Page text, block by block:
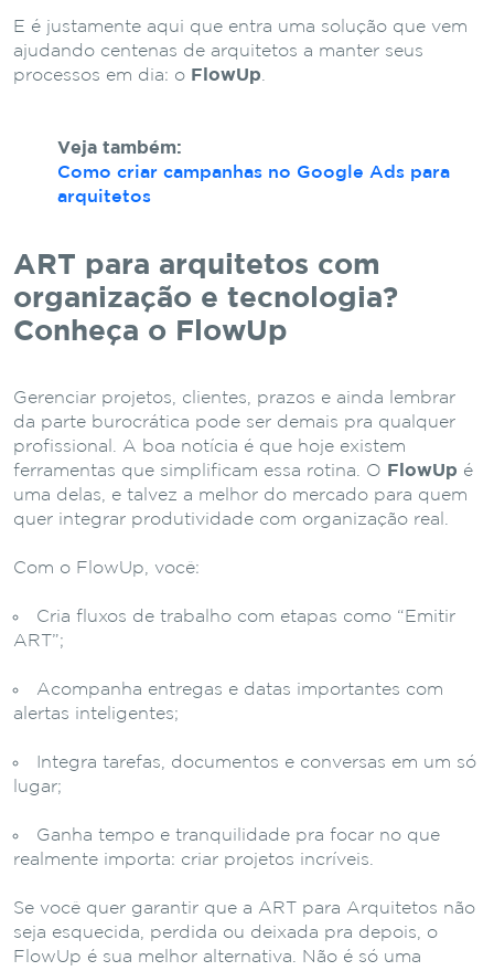
E é justamente aqui que entra uma solução que vem
ajudando centenas de arquitetos a manter seus
processos em dia: o FlowUp
Veja também:
Como criar campanhas no Google Ads para
arquitetos
ART para arquitetos com
organização e tecnologia?
Conheça o FlowUp
Gerenciar projetos, clientes, prazos e ainda lembrar
da parte burocrática pode ser demais pra qualquer
profissional. A boa notícia é que hoje existem
ferramentas que simplificam essa rotina. O FlowUp é
uma delas, e talvez a melhor do mercado para quem
quer integrar produtividade com organização real.
Com o FlowUp, você:
Cria fluxos de trabalho com etapas como “Emitir
ART”;
Acompanha entregas e datas importantes com
alertas inteligentes;
Integra tarefas, documentos e conversas em um só
lugar;
Ganha tempo e tranquilidade pra focar no que
realmente importa: criar projetos incríveis.
Se você quer garantir que a ART para Arquitetos não
seja esquecida, perdida ou deixada pra depois, o
FlowUp é sua melhor alternativa. Não é só uma